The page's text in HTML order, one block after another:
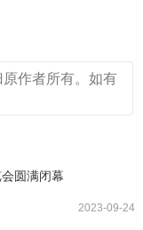
作者所有。如有
圆满闭幕
2023-09-24